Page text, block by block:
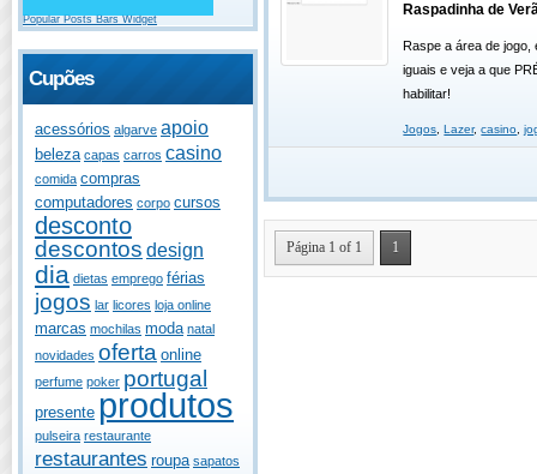
Popular Posts Bars Widget
Cupões
acessórios algarve apoio
beleza capas carros casino
comida compras
computadores corpo cursos
desconto
descontos design
dia dietas emprego férias
jogos lar licores loja online
marcas mochilas moda natal
novidades oferta online
perfume poker portugal
presente produtos
pulseira restaurante
restaurantes roupa sapatos
Raspadinha de
Raspe a área de
iguais e veja a que
habilitar!
Jogos, Lazer,casino,
Página 1 of 1 1